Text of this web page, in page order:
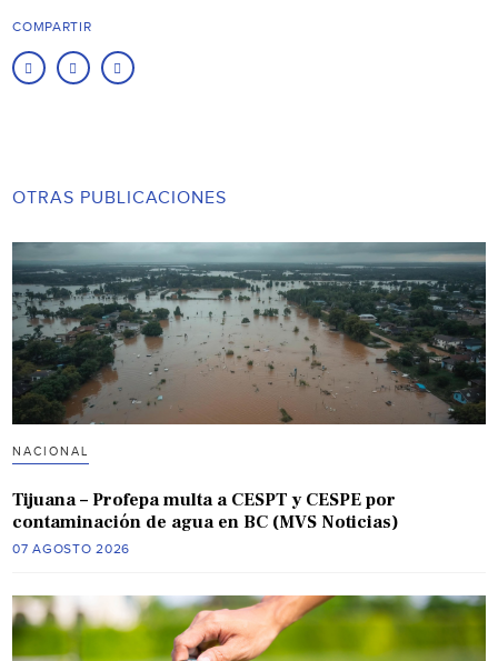
COMPARTIR
OTRAS PUBLICACIONES
NACIONAL
Tijuana – Profepa multa a CESPT y CESPE por
contaminación de agua en BC (MVS Noticias)
07 AGOSTO 2026